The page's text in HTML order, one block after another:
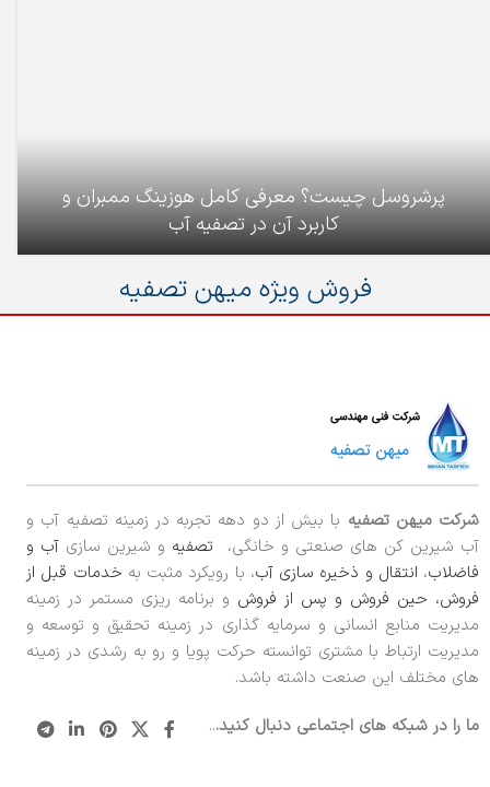
پرشروسل چیست؟ معرفی کامل هوزینگ ممبران و
کاربرد آن در تصفیه آب
فروش ویژه میهن تصفیه
شرکت میهن تصفیه با بیش از دو دهه تجربه در زمینه تصفیه آب و
آب شیرین کن های صنعتی و خانگی،
تصفیه و شیرین سازی آب و
فاضلاب، انتقال و ذخیره سازی آب، با رویکرد مثبت به خدمات قبل از
فروش، حین فروش و پس از فروش و برنامه ریزی مستمر در زمینه
مدیریت منابع انسانی و سرمایه گذاری در زمینه تحقیق و توسعه و
مدیریت ارتباط با مشتری توانسته حرکت پویا و رو به رشدی در زمینه
های مختلف این صنعت داشته باشد.
ما را در شبکه های اجتماعی دنبال کنید...